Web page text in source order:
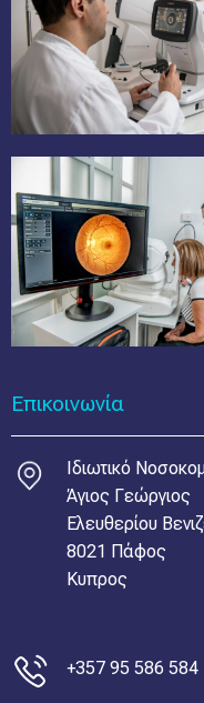
Επικοινωνία
Ιδιωτικό
Άγιος Γεώργιος
Ελευθερίου
8021 Πάφος
Κυπρος
+357 95 586 584